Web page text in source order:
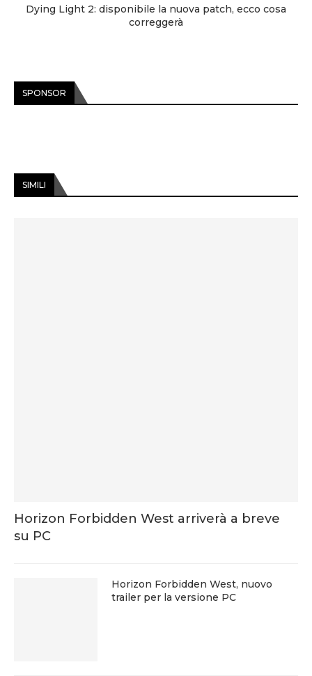
Dying Light 2: disponibile la nuova patch, ecco cosa
correggerà
SPONSOR
SIMILI
Horizon Forbidden West arriverà a breve
su PC
Horizon Forbidden West, nuovo
trailer per la versione PC